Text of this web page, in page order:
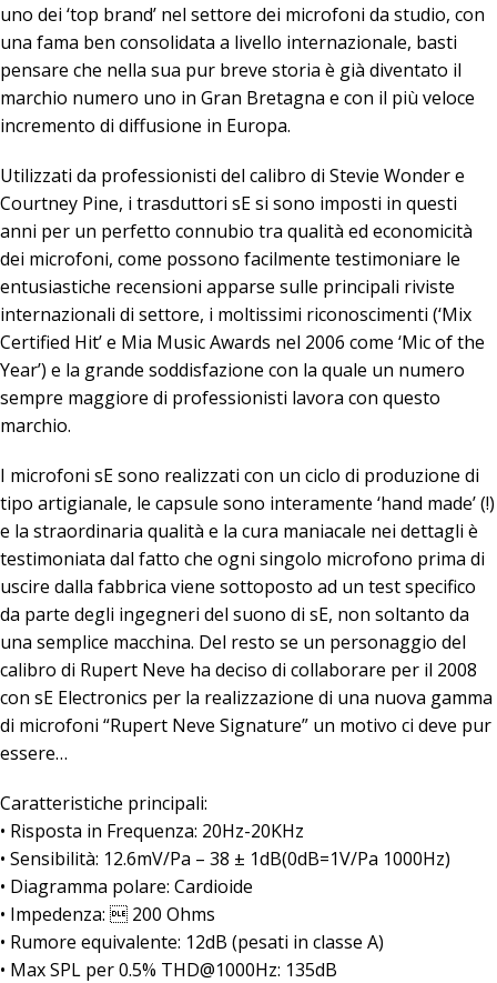
uno dei ‘top brand’ nel settore dei microfoni da studio, con
una fama ben consolidata a livello internazionale, basti
pensare che nella sua pur breve storia è già diventato il
marchio numero uno in Gran Bretagna e con il più veloce
incremento di diffusione in Europa.
Utilizzati da professionisti del calibro di Stevie Wonder e
Courtney Pine, i trasduttori sE si sono imposti in questi
anni per un perfetto connubio tra qualità ed economicità
dei microfoni, come possono facilmente testimoniare le
entusiastiche recensioni apparse sulle principali riviste
internazionali di settore, i moltissimi riconoscimenti (‘Mix
Certified Hit’ e Mia Music Awards nel 2006 come ‘Mic of the
Year’) e la grande soddisfazione con la quale un numero
sempre maggiore di professionisti lavora con questo
marchio.
I microfoni sE sono realizzati con un ciclo di produzione di
tipo artigianale, le capsule sono interamente ‘hand made’ (!)
e la straordinaria qualità e la cura maniacale nei dettagli è
testimoniata dal fatto che ogni singolo microfono prima di
uscire dalla fabbrica viene sottoposto ad un test specifico
da parte degli ingegneri del suono di sE, non soltanto da
una semplice macchina. Del resto se un personaggio del
calibro di Rupert Neve ha deciso di collaborare per il 2008
con sE Electronics per la realizzazione di una nuova gamma
di microfoni “Rupert Neve Signature” un motivo ci deve pur
essere…
Caratteristiche principali:
• Risposta in Frequenza: 20Hz-20KHz
• Sensibilità: 12.6mV/Pa – 38 ± 1dB(0dB=1V/Pa 1000Hz)
• Diagramma polare: Cardioide
• Impedenza:  200 Ohms
• Rumore equivalente: 12dB (pesati in classe A)
• Max SPL per 0.5% THD@1000Hz: 135dB